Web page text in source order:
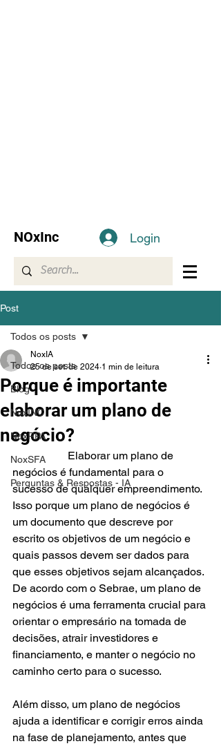
NOxInc Login
Post
Todos os posts
Blog
NoxINC
NoxRPA
NoxSFA
Perguntas & Respostas - IA
Todos os posts
Porque é importante
elaborar um plano de
negócio?
NoxIA
25 de set. de 2024 1 min de leitura
		Elaborar um plano de
negócios é fundamental para o
sucesso de qualquer empreendimento.
Isso porque um plano de negócios é
um documento que descreve por
escrito os objetivos de um negócio e
quais passos devem ser dados para
que esses objetivos sejam alcançados.
De acordo com o Sebrae, um plano de
negócios é uma ferramenta crucial para
orientar o empresário na tomada de
decisões, atrair investidores e
financiamento, e manter o negócio no
caminho certo para o sucesso.
Além disso, um plano de negócios
ajuda a identificar e corrigir erros ainda
na fase de planejamento, antes que